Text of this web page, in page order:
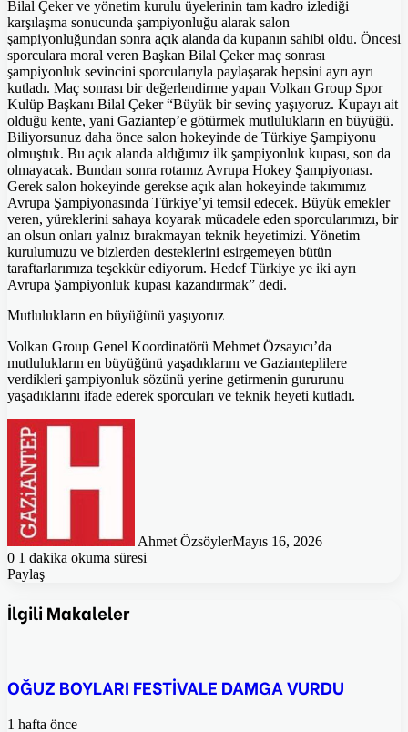
Bilal Çeker ve yönetim kurulu üyelerinin tam kadro izlediği
karşılaşma sonucunda şampiyonluğu alarak salon
şampiyonluğundan sonra açık alanda da kupanın sahibi oldu. Öncesi
sporculara moral veren Başkan Bilal Çeker maç sonrası
şampiyonluk sevincini sporcularıyla paylaşarak hepsini ayrı ayrı
kutladı. Maç sonrası bir değerlendirme yapan Volkan Group Spor
Kulüp Başkanı Bilal Çeker “Büyük bir sevinç yaşıyoruz. Kupayı ait
olduğu kente, yani Gaziantep’e götürmek mutlulukların en büyüğü.
Biliyorsunuz daha önce salon hokeyinde de Türkiye Şampiyonu
olmuştuk. Bu açık alanda aldığımız ilk şampiyonluk kupası, son da
olmayacak. Bundan sonra rotamız Avrupa Hokey Şampiyonası.
Gerek salon hokeyinde gerekse açık alan hokeyinde takımımız
Avrupa Şampiyonasında Türkiye’yi temsil edecek. Büyük emekler
veren, yüreklerini sahaya koyarak mücadele eden sporcularımızı, bir
an olsun onları yalnız bırakmayan teknik heyetimizi. Yönetim
kurulumuzu ve bizlerden desteklerini esirgemeyen bütün
taraftarlarımıza teşekkür ediyorum. Hedef Türkiye ye iki ayrı
Avrupa Şampiyonluk kupası kazandırmak” dedi.
Mutlulukların en büyüğünü yaşıyoruz
Volkan Group Genel Koordinatörü Mehmet Özsayıcı’da
mutlulukların en büyüğünü yaşadıklarını ve Gazianteplilere
verdikleri şampiyonluk sözünü yerine getirmenin gururunu
yaşadıklarını ifade ederek sporcuları ve teknik heyeti kutladı.
Ahmet ÖzsöylerMayıs 16, 2026
0 1 dakika okuma süresi
Paylaş
Posta
ile
İlgili Makaleler
OĞUZ BOYLARI FESTİVALE DAMGA VURDU
1 hafta önce